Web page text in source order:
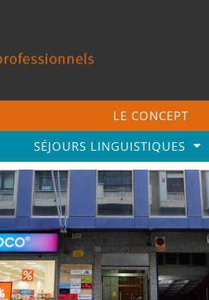
LE CONCEPT
SÉJOURS LINGUISTIQUES